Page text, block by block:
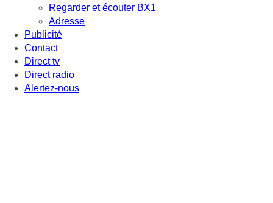
Regarder et écouter BX1
Adresse
Publicité
Contact
Direct tv
Direct radio
Alertez-nous